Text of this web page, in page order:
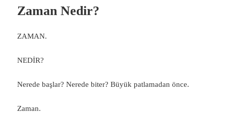
Zaman Nedir?
ZAMAN.
NEDİR?
Nerede başlar? Nerede biter? Büyük patlamadan önce.
Zaman.